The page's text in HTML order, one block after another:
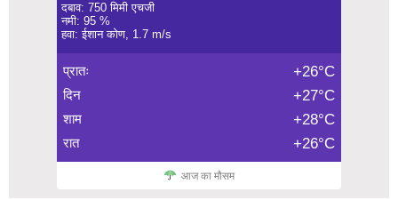
दबाव: 750 मिमी एचजी
नमी: 95 %
हवा: ईशान कोण, 1.7 m/s
प्रातः +26°C
दिन +27°C
शाम +28°C
रात +26°C
आज का मौसम